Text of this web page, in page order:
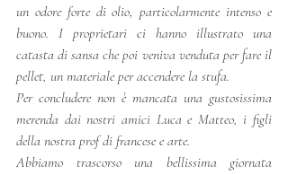
un odore forte di olio, particolarmente intenso e
buono. I proprietari ci hanno illustrato una
catasta di sansa che poi veniva venduta per fare il
pellet, un materiale per accendere la stufa.
Per concludere non è mancata una gustosissima
merenda dai nostri amici Luca e Matteo, i figli
della nostra prof di francese e arte.
Abbiamo trascorso una bellissima giornata